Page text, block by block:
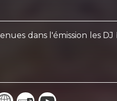
dans l'émission les DJ